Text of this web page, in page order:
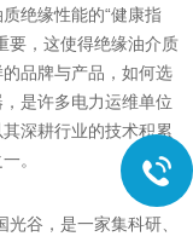
绝缘性能的“健康指
要，这使得绝缘油介质
品牌与产品，如何选
是许多电力运维单位
深耕行业的技术积累
。
谷，是一家集科研、